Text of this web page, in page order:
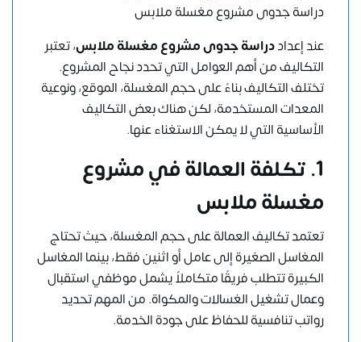
دراسة جدوى مشروع مغسلة ملابس
عند إعداددراسة جدوى مشروع مغسلة ملابس، تعتبر
التكاليف من أهم العوامل التي تحدد نجاح المشروع.
تختلف التكاليف بناءً على حجم المغسلة، الموقع، ونوعية
المعدات المستخدمة، لكن هناك بعض التكاليف
الأساسية التي لا يمكن الاستغناء عنها.
1. تكلفة العمالة في مشروع
مغسلة ملابس
تعتمد تكاليف العمالة على حجم المغسلة، حيث تحتاج
المغاسل الصغيرة إلى عامل أو اثنين فقط، بينما المغاسل
الكبيرة تتطلب فريقًا متكاملاً يشمل موظفي استقبال
وعمال تشغيل الغسالات والمكواة. من المهم تحديد
رواتب تنافسية للحفاظ على جودة الخدمة.